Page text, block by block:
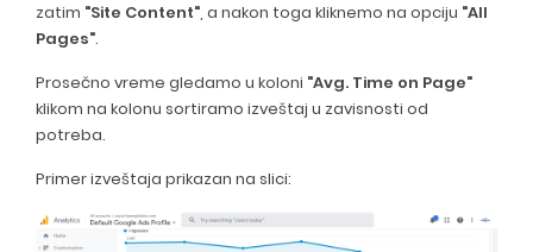
zatim "Site Content", a nakon toga kliknemo na opciju "All
Pages".
Prosečno vreme gledamo u koloni "Avg. Time on Page"
klikom na kolonu sortiramo izveštaj u zavisnosti od
potreba.
Primer izveštaja prikazan na slici: